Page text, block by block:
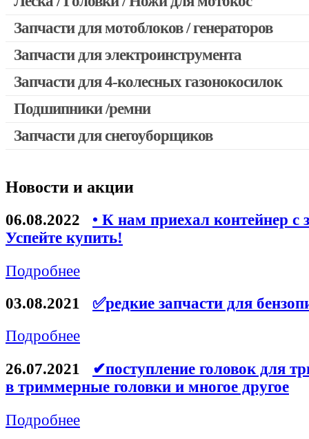
Запчасти для мотоблоков / генераторов
Запчасти для электроинструмента
Двигатели, редукторы для шуруповертов
Выключатели, переключатели
Запчасти для УШМ (болгарок)
Запчасти для электроинструмента другие
Запчасти для компрессоров
Конденсаторы
Ремни для электроинструмента
Запчасти для 4-колесных газонокосилок
Подшипники /ремни
Запчасти для снегоуборщиков
Новости и акции
06.08.2022
• К нам приехал контейнер с
Успейте купить!
Подробнее
03.08.2021
✅редкие запчасти для
Подробнее
26.07.2021
✔поступление головок для
в триммерные головки и многое другое
Подробнее